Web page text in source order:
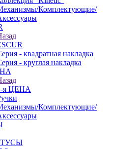
Комплектующие/
- квадратная накладка
- круглая накладка
я ЦЕНА
Комплектующие/